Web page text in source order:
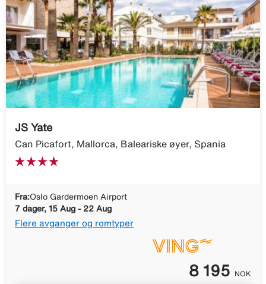
JS Yate
Can Picafort, Mallorca, Baleariske øyer, Spania
Fra:Oslo Gardermoen Airport
7 dager, 15 Aug - 22 Aug
Flere avganger og romtyper
8 195 NOK